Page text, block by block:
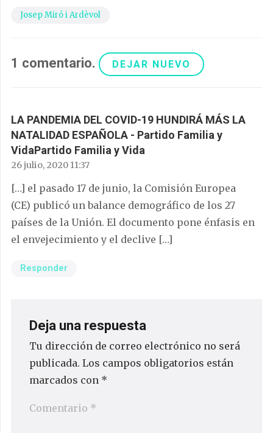
Josep Miró i Ardèvol
1 comentario. DEJAR NUEVO
LA PANDEMIA DEL COVID-19 HUNDIRÁ MÁS LA
NATALIDAD ESPAÑOLA - Partido Familia y
VidaPartido Familia y Vida
26 julio, 2020 11:37
[…] el pasado 17 de junio, la Comisión Europea
(CE) publicó un balance demográfico de los 27
países de la Unión. El documento pone énfasis en
el envejecimiento y el declive […]
Responder
Deja una respuesta
Tu dirección de correo electrónico no será
publicada. Los campos obligatorios están
marcados con *